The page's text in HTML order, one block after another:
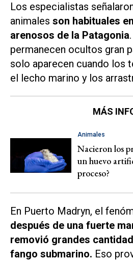
Los especialistas
animales son habituales
arenosos de la Patagonia
permanecen ocultos gran
solo aparecen cuando los
el lecho marino y los
MÁS
Animales
Nacieron los
un huevo
proceso?
En Puerto Madryn, el
después de una fuerte
removió grandes
fango submarino. Eso